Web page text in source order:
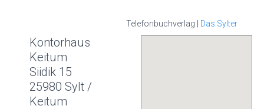
Telefonbuchverlag | Das Sylter
Kontorhaus
Keitum
Siidik 15
25980 Sylt /
Keitum